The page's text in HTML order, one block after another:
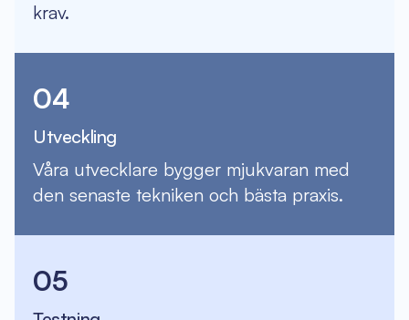
krav.
04
Utveckling
Våra utvecklare bygger mjukvaran med
den senaste tekniken och bästa praxis.
05